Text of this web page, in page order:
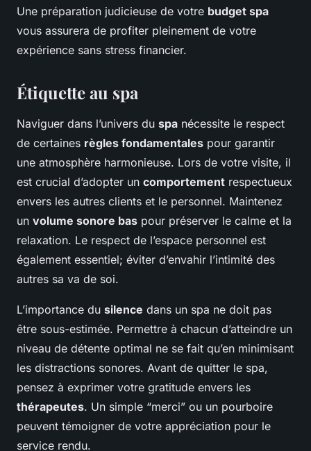
Une préparation judicieuse de votre budget spa
vous assurera de profiter pleinement de votre
expérience sans stress financier.
Étiquette au spa
Naviguer dans l’univers du spa nécessite le respect
de certaines règles fondamentales pour garantir
une atmosphère harmonieuse. Lors de votre visite, il
est crucial d’adopter un comportement respectueux
envers les autres clients et le personnel. Maintenez
un volume sonore bas pour préserver le calme et la
relaxation. Le respect de l’espace personnel est
également essentiel; éviter d’envahir l’intimité des
autres sa va de soi.
L’importance du silence dans un spa ne doit pas
être sous-estimée. Permettre à chacun d’atteindre un
niveau de détente optimal ne se fait qu’en minimisant
les distractions sonores. Avant de quitter le spa,
pensez à exprimer votre gratitude envers les
thérapeutes. Un simple “merci” ou un pourboire
peuvent témoigner de votre appréciation pour le
service rendu.